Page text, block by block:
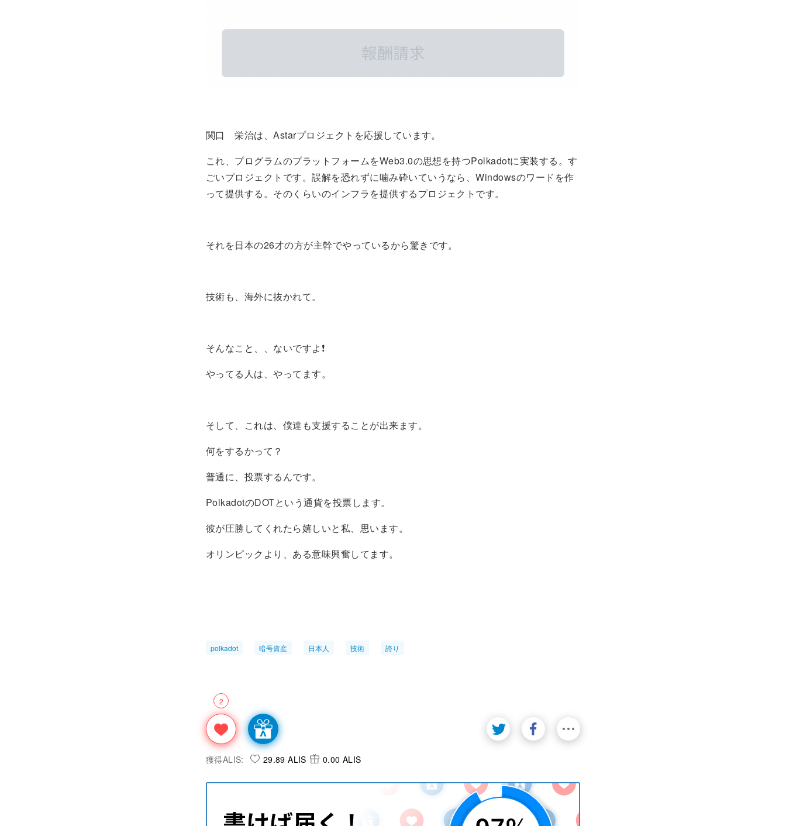
関口 栄治は、Astarプロジェクトを応援しています。
これ、プログラムのプラットフォームをWeb3.0の思想を持つPolkadotに実装する。す
ごいプロジェクトです。誤解を恐れずに噛み砕いていうなら、Windowsのワードを作
って提供する。そのくらいのインフラを提供するプロジェクトです。
それを日本の26才の方が主幹でやっているから驚きです。
技術も、海外に抜かれて。
そんなこと、、ないですよ❗️
やってる人は、やってます。
そして、これは、僕達も支援することが出来ます。
何をするかって？
普通に、投票するんです。
PolkadotのDOTという通貨を投票します。
彼が圧勝してくれたら嬉しいと私、思います。
オリンピックより、ある意味興奮してます。
polkadot 暗号資産 日本人 技術 誇り
2
獲得ALIS: 29.89 ALIS 0.00 ALIS